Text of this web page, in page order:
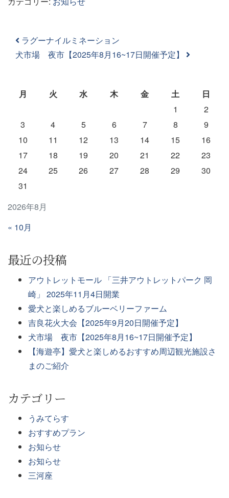
投稿ナビゲーション
ラグーナイルミネーション
犬市場 夜市【2025年8月16~17日開催予定】
2026年8月
月 火 水 木 金 土
日
1
2
3
4 5 6 7 8
9
10
11 12 13 14 15
16
17
18 19 20 21 22
23
24
25 26 27 28 29
30
31
« 10月
最近の投稿
アウトレットモール 「三井アウトレットパーク 岡
崎」 2025年11月4日開業
愛犬と楽しめるブルーベリーファーム
吉良花火大会【2025年9月20日開催予定】
犬市場 夜市【2025年8月16~17日開催予定】
【海遊亭】愛犬と楽しめるおすすめ周辺観光施設さ
まのご紹介
カテゴリー
うみてらす
おすすめプラン
お知らせ
お知らせ
三河座